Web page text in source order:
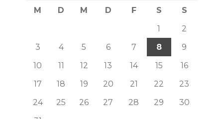
M D M D F S
S
1
2
3
4 5 6 7 8
9
10
11 12 13 14 15
16
17
18 19 20 21 22
23
24
25 26 27 28 29
30